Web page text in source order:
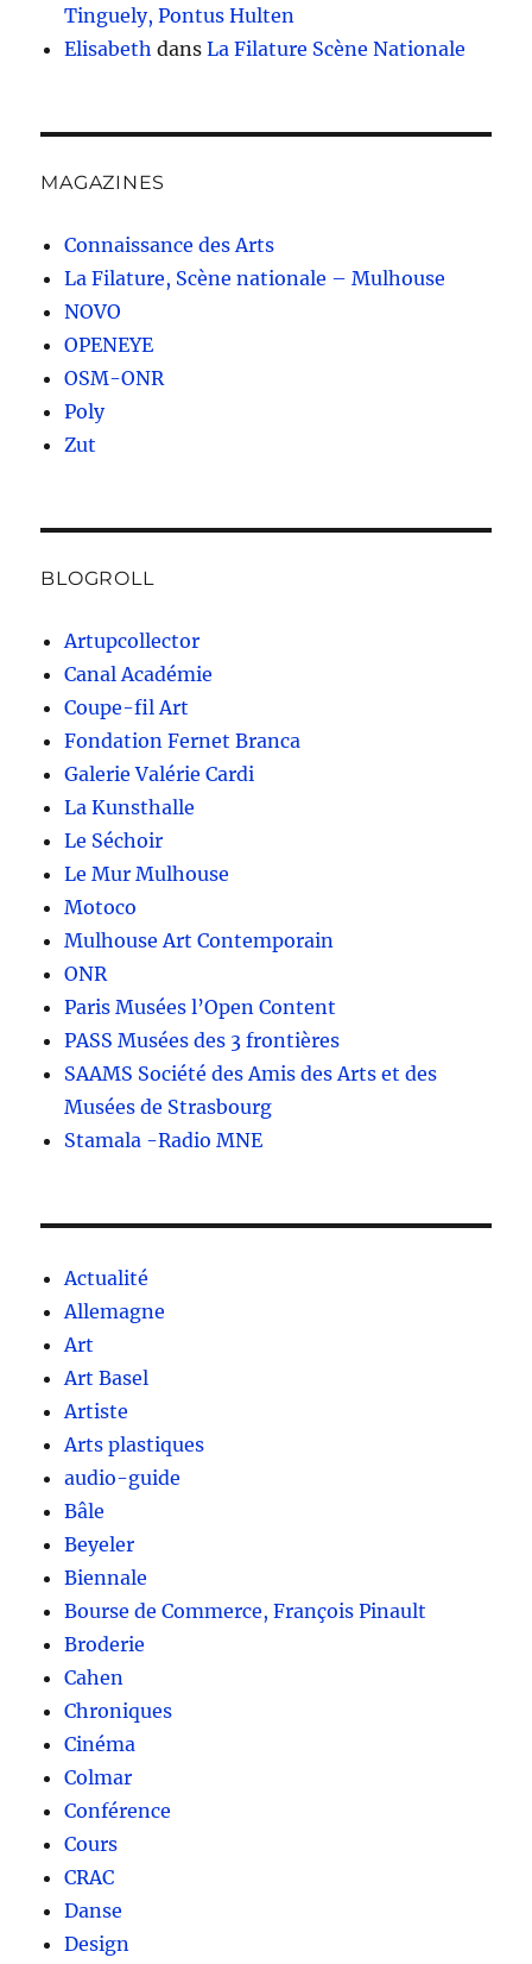
Tinguely, Pontus Hulten
Elisabeth dansLa Filature Scène Nationale
MAGAZINES
Connaissance des Arts
La Filature, Scène nationale – Mulhouse
NOVO
OPENEYE
OSM-ONR
Poly
Zut
BLOGROLL
Artupcollector
Canal Académie
Coupe-fil Art
Fondation Fernet Branca
Galerie Valérie Cardi
La Kunsthalle
Le Séchoir
Le Mur Mulhouse
Motoco
Mulhouse Art Contemporain
ONR
Paris Musées l’Open Content
PASS Musées des 3 frontières
SAAMS Société des Amis des Arts et des
Musées de Strasbourg
Stamala -Radio MNE
Actualité
Allemagne
Art
Art Basel
Artiste
Arts plastiques
audio-guide
Bâle
Beyeler
Biennale
Bourse de Commerce, François Pinault
Broderie
Cahen
Chroniques
Cinéma
Colmar
Conférence
Cours
CRAC
Danse
Design